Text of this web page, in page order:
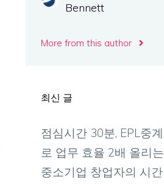
Bennett
More from this author
최신 글
점심시간 30분, EPL중계
로 업무 효율 2배 올리는
중소기업 창업자의 시간